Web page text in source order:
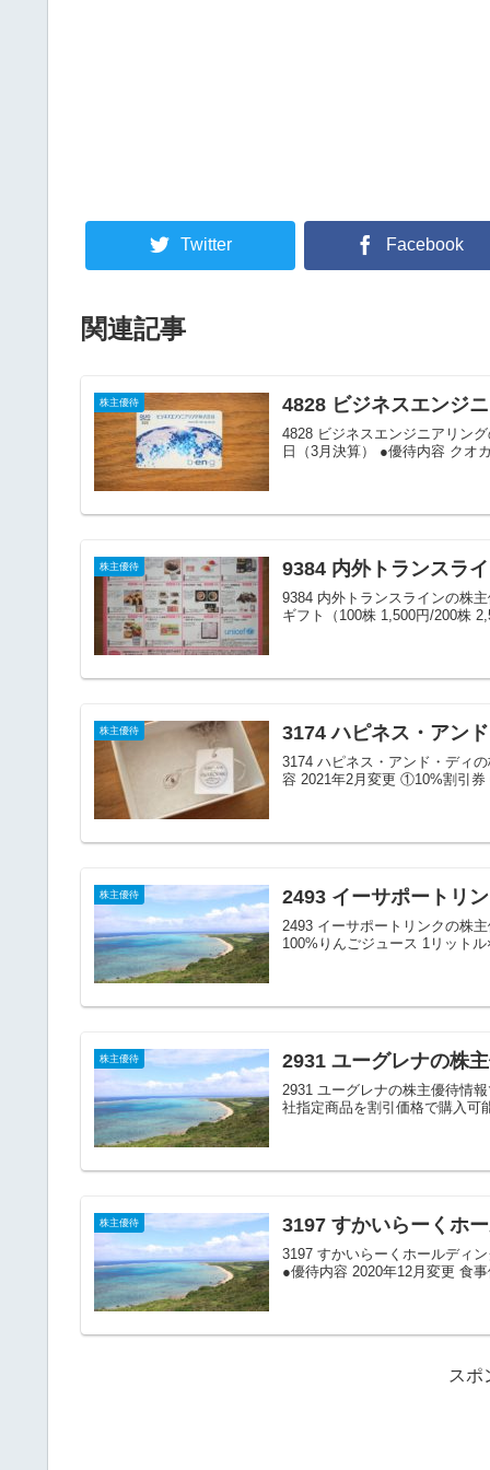
Twitter Facebook
関連記事
株主優待 4828 ビジネスエンジ
4828 ビジネスエンジニアリン
日（3月決算） ●優待内容 クオ
株主優待 9384 内外トランスラ
9384 内外トランスラインの株
ギフト（100株 1,500円/200株
株主優待 3174 ハピネス・アン
3174 ハピネス・アンド・ディ
容 2021年2月変更 ①10%割引
株主優待 2493 イーサポートリ
2493 イーサポートリンクの株
100%りんごジュース 1リット
株主優待 2931 ユーグレナの株
2931 ユーグレナの株主優待情
社指定商品を割引価格で購入可
株主優待 3197 すかいらーくホ
3197 すかいらーくホールディ
●優待内容 2020年12月変更 食
スポ